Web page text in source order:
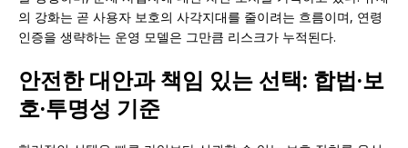
의 강화는 곧 사용자 보호의 사각지대를 줄이려는 흐름이며, 연령
인증을 생략하는 운영 모델은 그만큼 리스크가 누적된다.
안전한 대안과 책임 있는 선택: 합법·보
호·투명성 기준